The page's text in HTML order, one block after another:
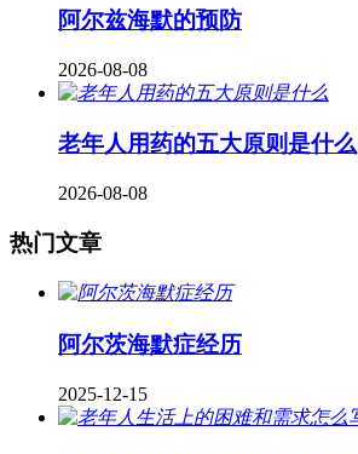
阿尔兹海默的预防
2026-08-08
老年人用药的五大原则是什么
2026-08-08
热门文章
阿尔茨海默症经历
2025-12-15